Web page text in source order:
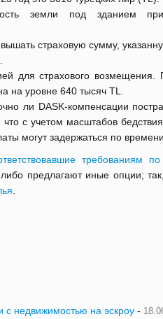
земли под зданием при
страховую сумму,
для страхового
на уровне 640 тысяч TL.
ли DASK-компенсации
с учетом масштабов
могут задержаться по времени.
требованиям по
предлагают иные опции;
с недвижимостью на эскроу -